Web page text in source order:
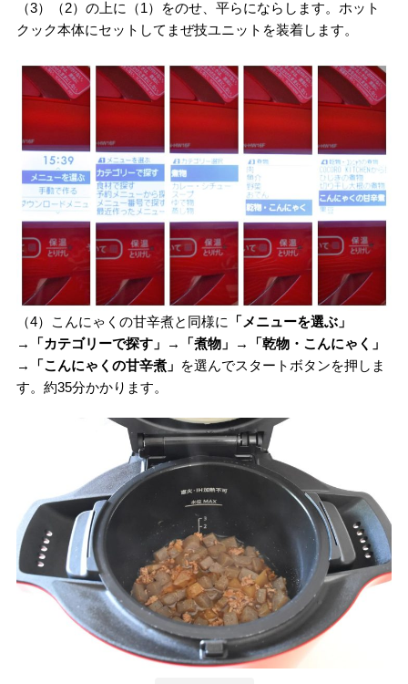
（3）（2）の上に（1）をのせ、平らにならします。ホット
クック本体にセットしてまぜ技ユニットを装着します。
（4）こんにゃくの甘辛煮と同様に
「メニューを選ぶ」
→「カテゴリーで探す」→「煮物」→「乾物・こんにゃく」
→「こんにゃくの甘辛煮」 を選んでスタートボタンを押しま
す。約35分かかります。